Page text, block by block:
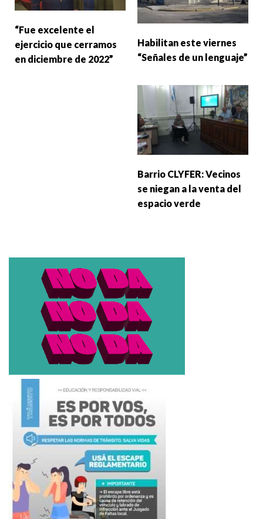
“Fue excelente el
ejercicio que cerramos
en diciembre de 2022”
Habilitan este viernes
“Señales de un lenguaje”
Barrio CLYFER: Vecinos
se niegan a la venta del
espacio verde